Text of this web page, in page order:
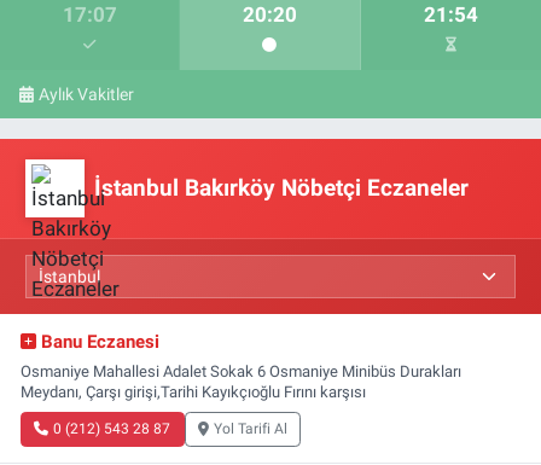
17:07 20:20 21:54
Aylık Vakitler
İstanbul Bakırköy Nöbetçi Eczaneler
Banu Eczanesi
Osmaniye Mahallesi Adalet Sokak 6 Osmaniye Minibüs Durakları
Meydanı, Çarşı girişi,Tarihi Kayıkçıoğlu Fırını karşısı
0 (212) 543 28 87 Yol Tarifi Al